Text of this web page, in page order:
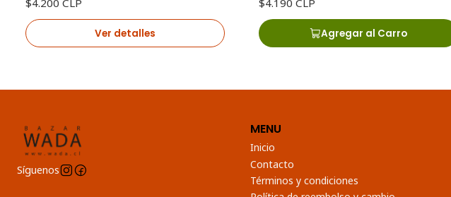
$4.200 CLP
Ver detalles
$4.190 CLP
Agregar al Carro
Síguenos
MENU
Inicio
Contacto
Términos y condiciones